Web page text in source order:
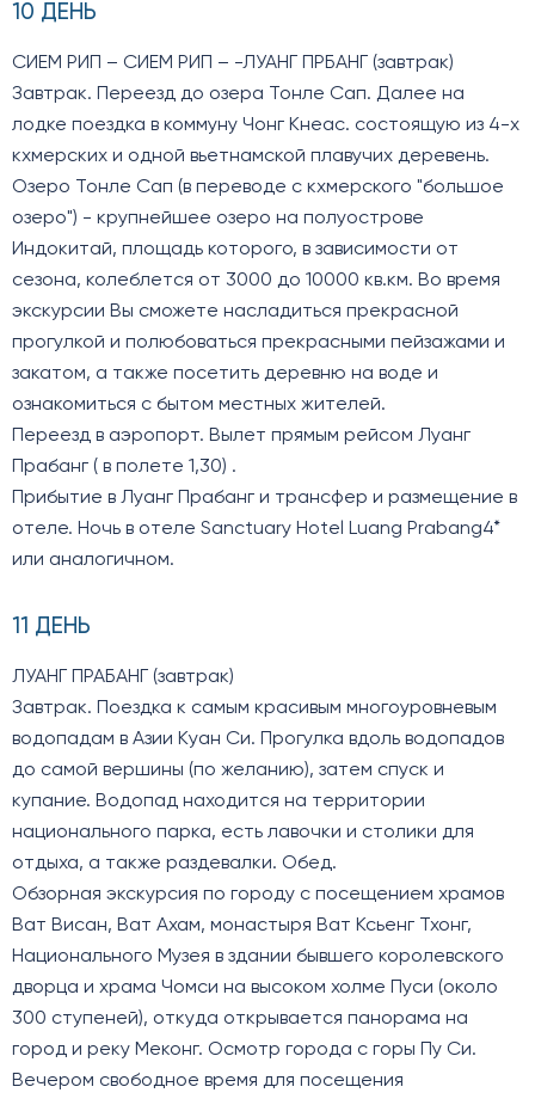
10 ДЕНЬ
СИЕМ РИП – СИЕМ РИП – -ЛУАНГ ПРБАНГ (завтрак)
Завтрак. Переезд до озера Тонле Сап. Далее на
лодке поездка в коммуну Чонг Кнеас. состоящую из 4-х
кхмерских и одной вьетнамской плавучих деревень.
Озеро Тонле Сап (в переводе с кхмерского "большое
озеро") - крупнейшее озеро на полуострове
Индокитай, площадь которого, в зависимости от
сезона, колеблется от 3000 до 10000 кв.км. Во время
экскурсии Вы сможете насладиться прекрасной
прогулкой и полюбоваться прекрасными пейзажами и
закатом, а также посетить деревню на воде и
ознакомиться с бытом местных жителей.
Переезд в аэропорт. Вылет прямым рейсом Луанг
Прабанг ( в полете 1,30) .
Прибытие в Луанг Прабанг и трансфер и размещение в
отеле. Ночь в отеле Sanctuary Hotel Luang Prabang4*
или аналогичном.
11 ДЕНЬ
ЛУАНГ ПРАБАНГ (завтрак)
Завтрак. Поездка к самым красивым многоуровневым
водопадам в Азии Куан Си. Прогулка вдоль водопадов
до самой вершины (по желанию), затем спуск и
купание. Водопад находится на территории
национального парка, есть лавочки и столики для
отдыха, а также раздевалки. Обед.
Обзорная экскурсия по городу с посещением храмов
Ват Висан, Ват Ахам, монастыря Ват Ксьенг Тхонг,
Национального Музея в здании бывшего королевского
дворца и храма Чомси на высоком холме Пуси (около
300 ступеней), откуда открывается панорама на
город и реку Меконг. Осмотр города с горы Пу Си.
Вечером свободное время для посещения